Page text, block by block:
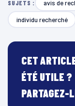
SUJETS : avis de
individu recherché
CET
ÉTÉ UTILE ?
PARTAGEZ-